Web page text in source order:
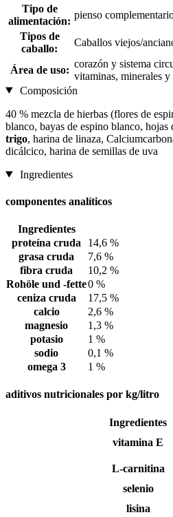
Tipo de
alimentación:
pienso
Tipos de
caballo:
Caballos viejos/
Área de uso:
corazón y sistema
vitaminas, minerales
Composición
40 % mezcla de hierbas (flores de
blanco, bayas de espino blanco, hojas
trigo, harina de linaza,
dicálcico, harina de semillas de uva
Ingredientes
componentes analíticos
Ingredientes
proteína cruda
14,6 %
grasa cruda
7,6 %
fibra cruda
10,2 %
Rohöle und -fette0 %
ceniza cruda
17,5 %
calcio
2,6 %
magnesio
1,3 %
potasio
1 %
sodio
0,1 %
omega 3
1 %
aditivos nutricionales por kg/litro
Ingredientes
vitamina E
L-carnitina
selenio
lisina